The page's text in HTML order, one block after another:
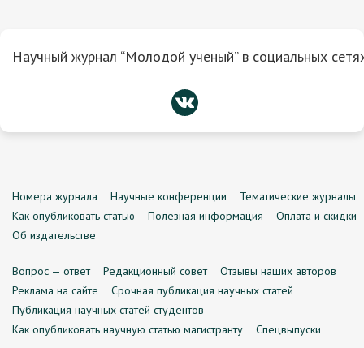
Научный журнал “Молодой ученый” в социальных
Номера журнала Научные конференции
Тематические журналы
Как опубликовать статью
Полезная информация
Оплата и скидки
Об издательстве
Вопрос — ответ Редакционный совет
Отзывы наших авторов
Реклама на сайте
Срочная публикация научных статей
Публикация научных статей студентов
Как опубликовать научную статью магистранту
Спецвыпуски